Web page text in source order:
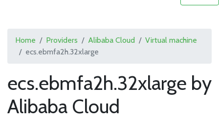
Home Providers Alibaba Cloud
Virtual machine
ecs.ebmfa2h.32xlarge
ecs.ebmfa2h.32xlarge by
Alibaba Cloud